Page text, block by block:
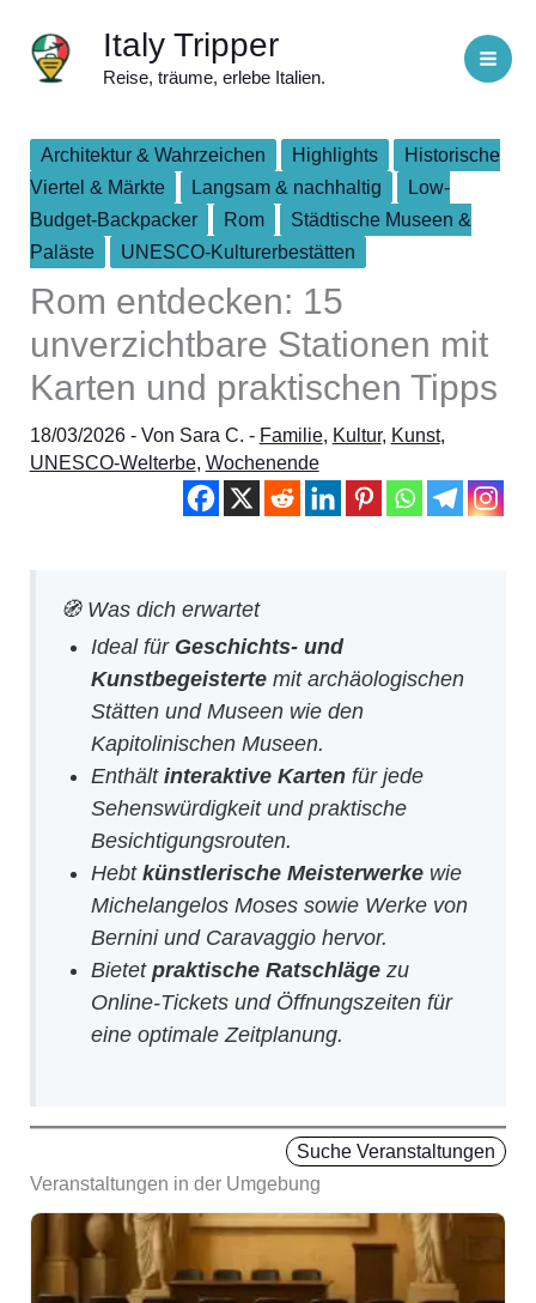
Inhalt
springen
Italy Tripper
Reise, träume, erlebe Italien.
Architektur & Wahrzeichen Highlights
Historische
Viertel & Märkte
Langsam & nachhaltig
Low-
Budget-Backpacker
Rom
Städtische Museen &
Paläste
UNESCO-Kulturerbestätten
Rom entdecken: 15
unverzichtbare Stationen mit
Karten und praktischen Tipps
18/03/2026 - Von Sara C. - Familie, Kultur, Kunst,
UNESCO-Welterbe, Wochenende
🧭 Was dich erwartet
Ideal für Geschichts- und
Kunstbegeisterte mit archäologischen
Stätten und Museen wie den
Kapitolinischen Museen.
Enthältinteraktive Karten für jede
Sehenswürdigkeit und praktische
Besichtigungsrouten.
Hebtkünstlerische Meisterwerke wie
Michelangelos Moses sowie Werke von
Bernini und Caravaggio hervor.
Bietetpraktische Ratschläge zu
Online-Tickets und Öffnungszeiten für
eine optimale Zeitplanung.
Veranstaltungen in der Umgebung
Suche Veranstaltungen